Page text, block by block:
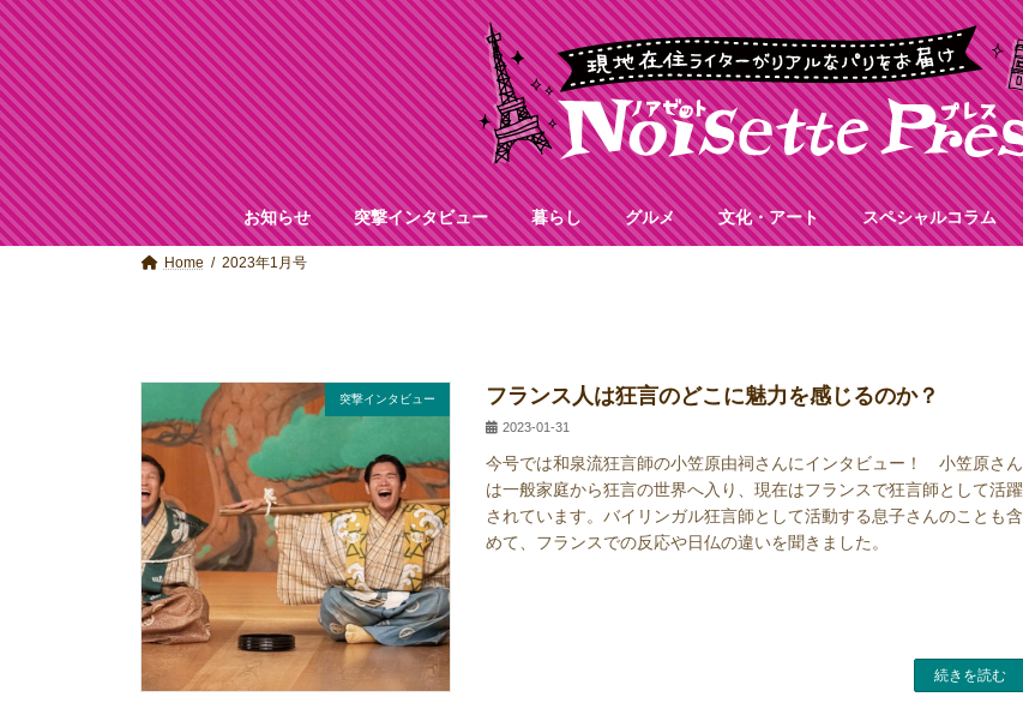
コ
ン
テ
ン
ツ
へ
ス
キ
ッ
プ
ナ
ビ
ゲ
ー
シ
ョ
ン
に
移
動
お知らせ 突撃インタビュー 暮らし グルメ 文化・アート スペシャルコラム
Home 2023年1月号
突撃インタビュー フランス人は狂言のどこに魅力を感じるのか？
2023-01-31
今号では和泉流狂言師の小笠原由祠さんにインタビュー！ 小笠原さん
は一般家庭から狂言の世界へ入り、現在はフランスで狂言師として活躍
されています。バイリンガル狂言師として活動する息子さんのことも含
めて、フランスでの反応や日仏の違いを聞きました。
続きを読む